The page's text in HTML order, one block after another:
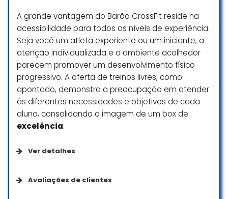
que praticava aquela modalidade,
limitação de horários, local para a
prática, tempo necessário para se
dedicar aos treinos, dentre outras.
Em setembro de 2017, tudo isto
mudou. Entrei no Crossfit
Campinas e encontrei a solução
para todos os meus problemas :-).
A modalidade Crossfit me permitiu
trabalhar todos os aspectos
mobilidade, resistência,
superação. Tudo isto dentro uma
A grande vantagem do Barão CrossFit reside na
acessibilidade para todos os níveis de experiência.
Seja você um atleta experiente ou um iniciante, a
atenção individualizada e o ambiente acolhedor
parecem promover um desenvolvimento físico
progressivo. A oferta de treinos livres, como
apontado, demonstra a preocupação em atender
às diferentes necessidades e objetivos de cada
aluno, consolidando a imagem de um box de
excelência.
Ver detalhes
Avaliações de clientes